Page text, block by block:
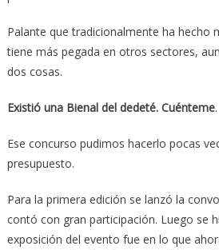
Palante que tradicionalmente ha hecho
tiene más pegada en otros sectores,
dos cosas.
Existió una Bienal del dedeté. Cuénteme.
Ese concurso pudimos hacerlo pocas
presupuesto.
Para la primera edición se lanzó la
contó con gran participación. Luego se
exposición del evento fue en lo que